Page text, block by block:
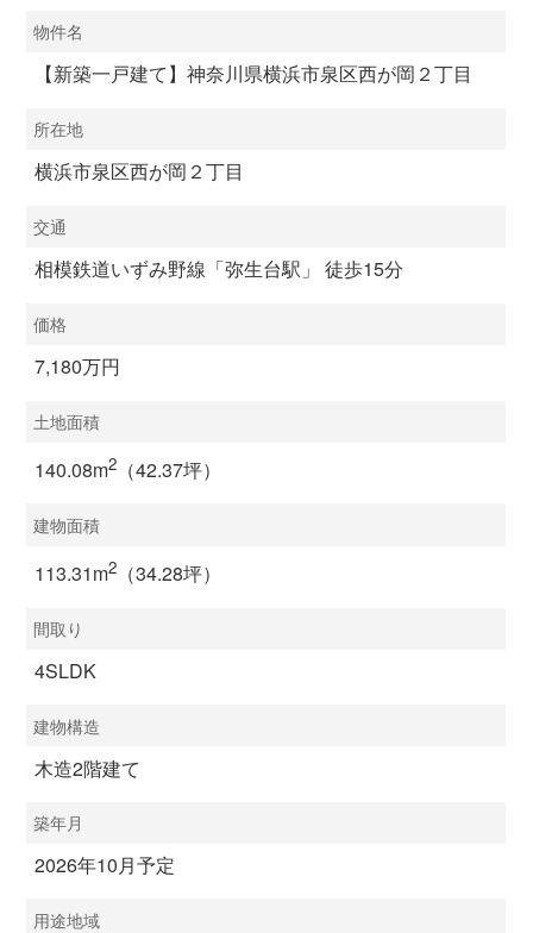
物件名
【新築一戸建て】神奈川県横浜市泉区西が岡２丁目
所在地
横浜市泉区西が岡２丁目
交通
相模鉄道いずみ野線「弥生台駅」 徒歩15分
価格
7,180万円
土地面積
140.08m2（42.37坪）
建物面積
113.31m2（34.28坪）
間取り
4SLDK
建物構造
木造2階建て
築年月
2026年10月予定
用途地域